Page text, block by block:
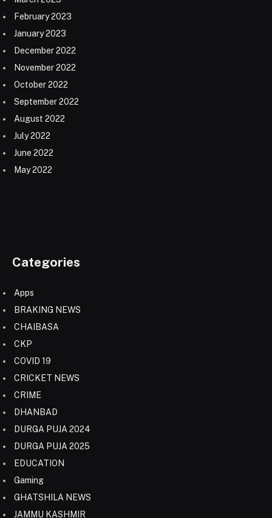
February 2023
January 2023
December 2022
November 2022
October 2022
September 2022
August 2022
July 2022
June 2022
May 2022
Categories
Apps
BRAKING NEWS
CHAIBASA
CKP
COVID 19
CRICKET NEWS
CRIME
DHANBAD
DURGA PUJA 2024
DURGA PUJA 2025
EDUCATION
Gaming
GHATSHILA NEWS
JAMMU KASHMIR